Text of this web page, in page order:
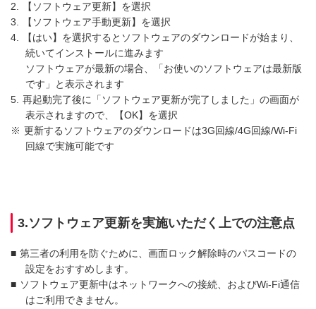
2.
【ソフトウェア更新】を選択
3.
【ソフトウェア手動更新】を選択
4.
【はい】を選択するとソフトウェアのダウンロードが始まり、
続いてインストールに進みます
ソフトウェアが最新の場合、「お使いのソフトウェアは最新版
です」と表示されます
5. 再起動完了後に「ソフトウェア更新が完了しました」の画面が
表示されますので、【OK】を選択
※ 更新するソフトウェアのダウンロードは3G回線/4G回線/Wi-Fi
回線で実施可能です
3.ソフトウェア更新を実施いただく上での注意点
■ 第三者の利用を防ぐために、画面ロック解除時のパスコードの
設定をおすすめします。
■ ソフトウェア更新中はネットワークへの接続、およびWi-Fi通信
はご利用できません。